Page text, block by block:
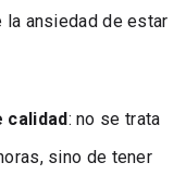
la ansiedad de estar
calidad: no se trata
sino de tener